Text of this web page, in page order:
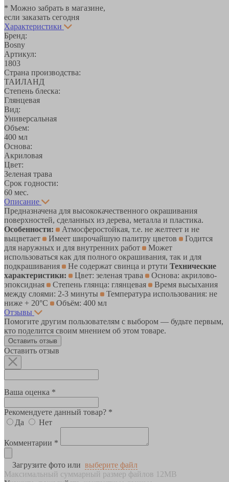
* Можно забрать в магазине,
если заказать сегодня
Характеристики
Бренд:
Bosny
Артикул:
1803
Страна производства:
ТАИЛАНД
Степень блеска:
Глянцевая
Вид:
Универсальная
Объем:
400 мл
Основа:
Акриловая
Цвет:
Зеленая трава
Срок годности:
60 мес.
Описание
Предназначена для высококачественного окрашивания
поверхностей, сделанных из дерева, металла и пластика.
Особенности:
Атмосферостойкая, т.е. не желтеет и не
выцветает
Имеет широчайшую палитру цветов
Годится
для наружных и для внутренних работ
Может
использоваться как для полного окрашивания, так и для
подкрашивания
Не содержат свинца и ртути Технические
характеристики:
Цвет: зеленая трава
Основа: акрилово-
эпоксидная
Степень глянца: глянцевая
Время высыхания
между слоями: 2-3 минуты
Температура использования: не
ниже + 20°С
Объём: 400 мл
Отзывы
Помогите другим пользователям с выбором — будьте первым,
кто поделится своим мнением об этом товаре.
Оставить отзыв
Оставить отзыв
Ваша оценка *
Рекомендуете данный товар? *
Да
Нет
Комментарии *
Загрузите фото или выберите файл
Максимальный суммарный размер файлов 12MB